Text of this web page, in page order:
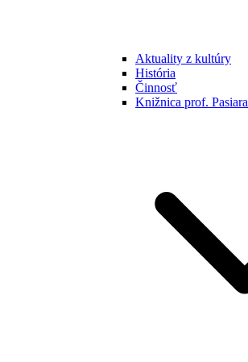
Aktuality z kultúry
História
Činnosť
Knižnica prof. Pasiara